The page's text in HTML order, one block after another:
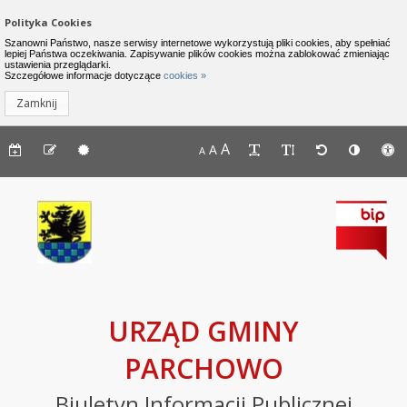
Urząd Gminy Parchowo -
Nawigacja do pomijania linków
Polityka Cookies
Szanowni Państwo, nasze serwisy internetowe wykorzystują pliki cookies, aby spełniać
lepiej Państwa oczekiwania. Zapisywanie plików cookies można zablokować zmieniając
ustawienia przeglądarki.
Szczegółowe informacje dotyczące cookies »
Zamknij
Menu górne
Menu górne - edycja stronyMenu górne - dostępność strony
A A A
URZĄD GMINY
PARCHOWO
Lewe menu
menu
INFORMACJE
Komunikaty
Deklaracja
dostępności
Raport
stanie